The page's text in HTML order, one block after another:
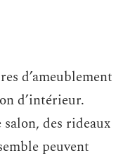
d’ameublement
d’intérieur.
salon, des rideaux
peuvent